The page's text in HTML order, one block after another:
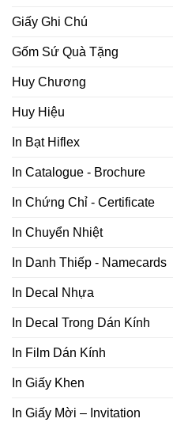
Giấy Ghi Chú
Gốm Sứ Quà Tặng
Huy Chương
Huy Hiệu
In Bạt Hiflex
In Catalogue - Brochure
In Chứng Chỉ - Certificate
In Chuyển Nhiệt
In Danh Thiếp - Namecards
In Decal Nhựa
In Decal Trong Dán Kính
In Film Dán Kính
In Giấy Khen
In Giấy Mời – Invitation